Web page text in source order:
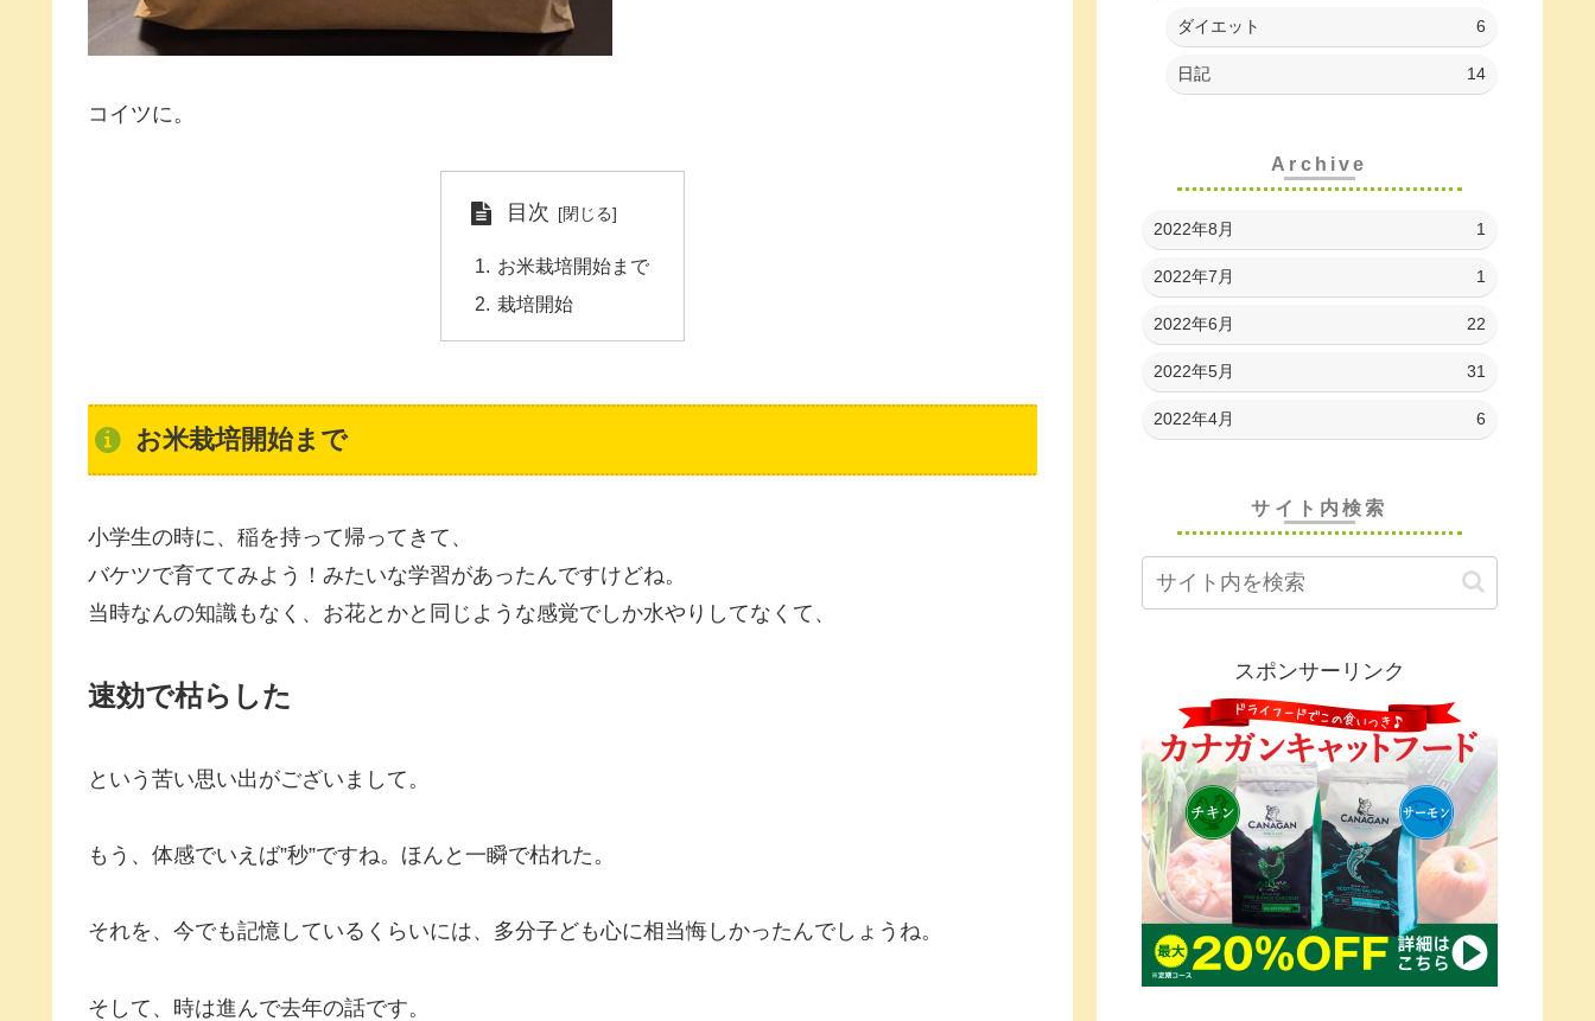
コイツに。
目次
お米栽培開始まで
栽培開始
お米栽培開始まで
小学生の時に、稲を持って帰ってきて、
バケツで育ててみよう！みたいな学習があったんですけどね。
当時なんの知識もなく、お花とかと同じような感覚でしか水やりしてなくて、
速効で枯らした
という苦い思い出がございまして。
もう、体感でいえば”秒”ですね。ほんと一瞬で枯れた。
それを、今でも記憶しているくらいには、多分子ども心に相当悔しかったんでしょうね。
そして、時は進んで去年の話です。
ダイエット 6
日記 14
Archive
2022年8月 1
2022年7月 1
2022年6月 22
2022年5月 31
2022年4月 6
サイト内検索
スポンサーリンク